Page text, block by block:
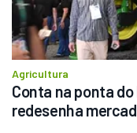
Agricultura
Conta na ponta
redesenha